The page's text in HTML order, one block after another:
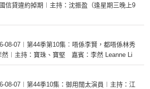
信貸違約掉期︱主持：沈振盈（逢星期三晚上9
08-07︱第44季第10集︰唔係李賢，都唔係林秀
然︱主持：寶珠、寶堅 嘉賓：李然 Leanne Li
08-07︱第44季10集：御用闊太演員︱主持：江